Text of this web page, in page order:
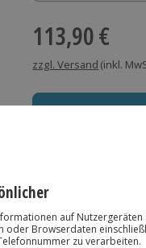
113,90 €
zzgl. Versand (inkl.
Immer das
Große Auswahl, volle
Große Auswahl
Über 9.000